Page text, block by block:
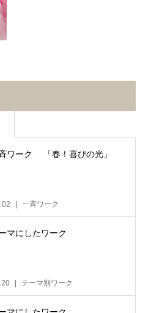
ワーク 「春！喜びの光」
一斉ワーク
マにしたワーク
テーマ別ワーク